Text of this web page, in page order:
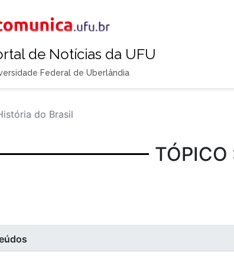
de Notícias da UFU
Federal de Uberlândia
do Brasil
TÓPICO